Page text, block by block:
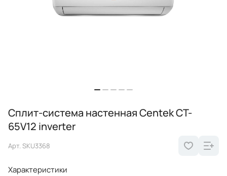
Сплит-система настенная Centek CT-
65V12 inverter
Арт. SKU3368
Характеристики